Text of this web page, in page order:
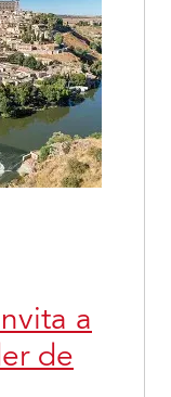
a
de